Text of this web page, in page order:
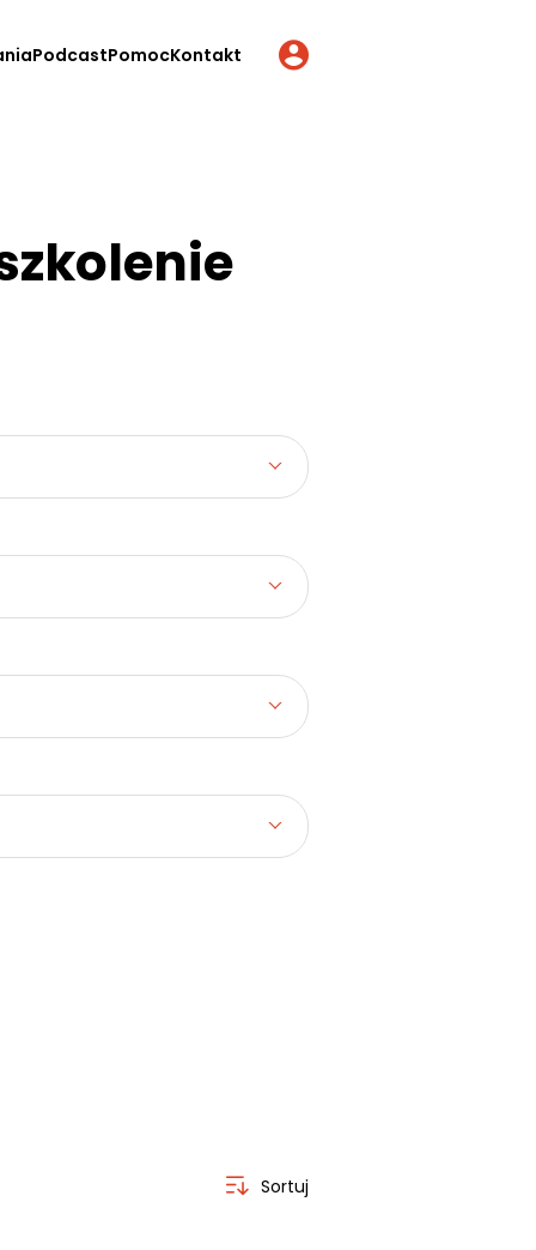
PodcastPomocKontakt
Sortuj